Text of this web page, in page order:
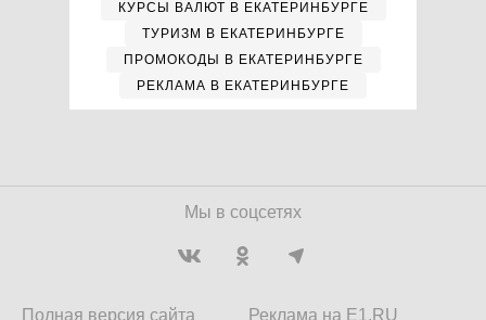
КУРСЫ ВАЛЮТ В ЕКАТЕРИНБУРГЕ
ТУРИЗМ В ЕКАТЕРИНБУРГЕ
ПРОМОКОДЫ В ЕКАТЕРИНБУРГЕ
РЕКЛАМА В ЕКАТЕРИНБУРГЕ
Мы в соцсетях
Полная версия сайта
Реклама на E1.RU